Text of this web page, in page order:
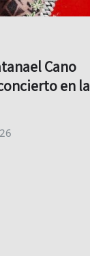
Cano
en la